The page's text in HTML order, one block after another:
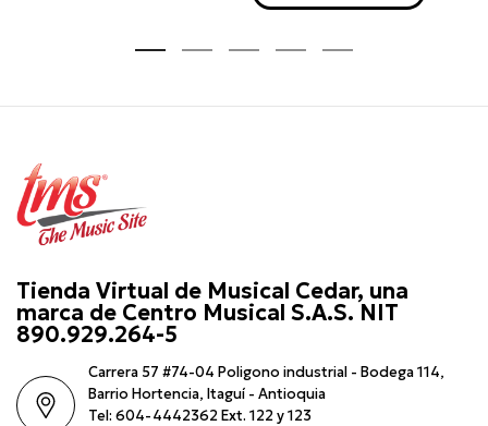
Tienda Virtual de Musical Cedar, una
marca de Centro Musical S.A.S. NIT
890.929.264-5
Carrera 57 #74-04 Poligono industrial - Bodega 114,
Barrio Hortencia, Itaguí - Antioquia
Tel: 604-4442362 Ext. 122 y 123